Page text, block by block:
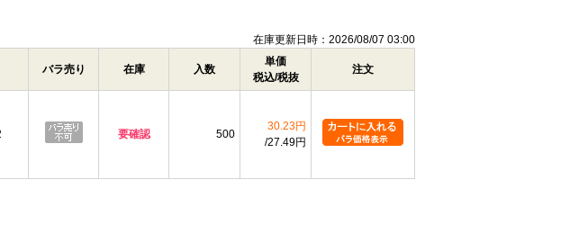
在庫更新日時：2026/08/07 03:00
バラ売り 在庫 入数
単価
税込/税抜
注文
要確認 500
30.23円
27.49円